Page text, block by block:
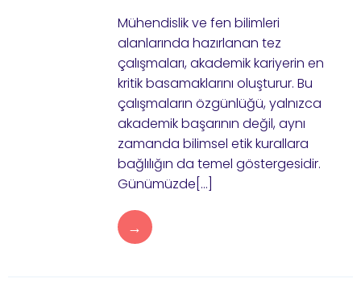
Mühendislik ve fen bilimleri
alanlarında hazırlanan tez
çalışmaları, akademik kariyerin en
kritik basamaklarını oluşturur. Bu
çalışmaların özgünlüğü, yalnızca
akademik başarının değil, aynı
zamanda bilimsel etik kurallara
bağlılığın da temel göstergesidir.
Günümüzde[…]
→